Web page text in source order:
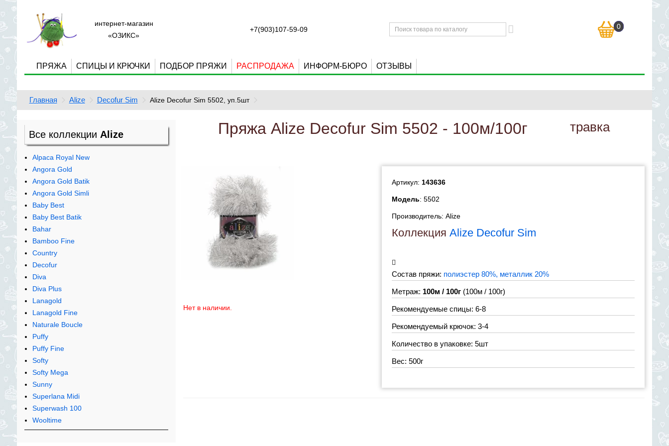
интернет-магазин
«ОЗИКС»
+7(903)107-59-09 0
ПРЯЖА СПИЦЫ И КРЮЧКИ ПОДБОР ПРЯЖИ РАСПРОДАЖА ИНФОРМ-БЮРО ОТЗЫВЫ
Главная Alize Decofur Sim Alize Decofur Sim 5502, уп.5шт
Все коллекции Alize
Alpaca Royal New
Angora Gold
Angora Gold Batik
Angora Gold Simli
Baby Best
Baby Best Batik
Bahar
Bamboo Fine
Country
Decofur
Diva
Diva Plus
Lanagold
Lanagold Fine
Naturale Boucle
Puffy
Puffy Fine
Softy
Softy Mega
Sunny
Superlana Midi
Superwash 100
Wooltime
Пряжа Alize Decofur Sim 5502 - 100м/100г травка
Нет в наличии.
Артикул: 143636
Модель: 5502
Производитель: Alize
Коллекция Alize Decofur Sim
Состав пряжи: полиэстер 80%, металлик 20%
Метраж: 100м / 100г(100м / 100г)
Рекомендуемые спицы: 6-8
Рекомендуемый крючок: 3-4
Количество в упаковке: 5шт
Вес: 500г